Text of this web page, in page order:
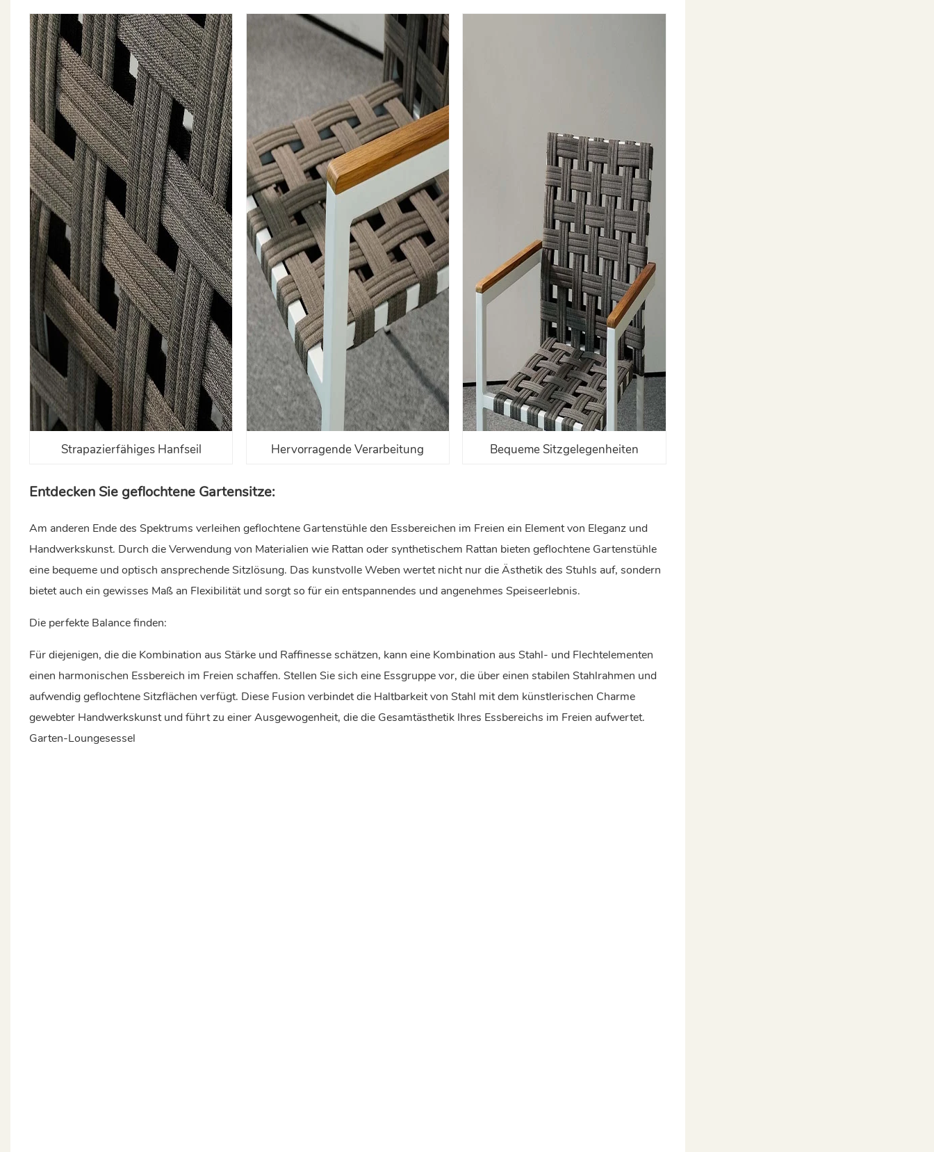
Strapazierfähiges Hanfseil Hervorragende Verarbeitung Bequeme Sitzgelegenheiten
Entdecken Sie geflochtene Gartensitze:
Am anderen Ende des Spektrums verleihen geflochtene Gartenstühle den Essbereichen im Freien ein Element von Eleganz und
Handwerkskunst. Durch die Verwendung von Materialien wie Rattan oder synthetischem Rattan bieten geflochtene Gartenstühle
eine bequeme und optisch ansprechende Sitzlösung. Das kunstvolle Weben wertet nicht nur die Ästhetik des Stuhls auf, sondern
bietet auch ein gewisses Maß an Flexibilität und sorgt so für ein entspannendes und angenehmes Speiseerlebnis.
Die perfekte Balance finden:
Für diejenigen, die die Kombination aus Stärke und Raffinesse schätzen, kann eine Kombination aus Stahl- und Flechtelementen
einen harmonischen Essbereich im Freien schaffen. Stellen Sie sich eine Essgruppe vor, die über einen stabilen Stahlrahmen und
aufwendig geflochtene Sitzflächen verfügt. Diese Fusion verbindet die Haltbarkeit von Stahl mit dem künstlerischen Charme
gewebter Handwerkskunst und führt zu einer Ausgewogenheit, die die Gesamtästhetik Ihres Essbereichs im Freien aufwertet.
Garten-Loungesessel